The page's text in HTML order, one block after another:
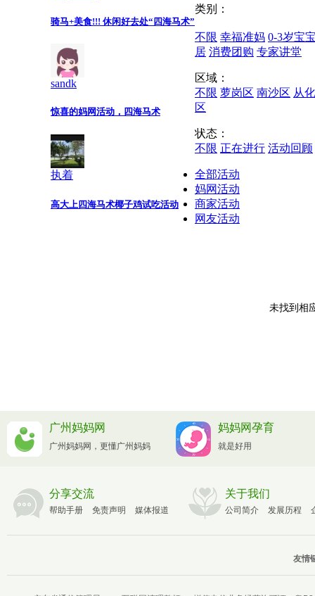
骑马+美食!!! 休闲好去处“四海马术”
sandk
惊喜的妈网活动，四海马术
执着
高大上四海马术椰子鸡试吃活动
类别：
不限 幸福准妈 0-3岁宝
居 消费团购 专家讲堂
区域：
不限 萝岗区 南沙区 从
区
状态：
不限 正在进行 活动回顾
全部活动
妈网活动
商家活动
网友活动
未找到相
广州妈妈网
广州妈妈网，更懂广州妈妈
妈妈网孕育
就是好用
分享交流
帮助手册 免责声明 媒体报道
关于我们
公司简介 发展历程
友情